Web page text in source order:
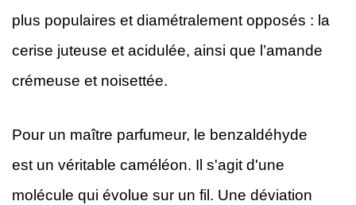
plus populaires et diamétralement opposés : la
cerise juteuse et acidulée, ainsi que l’amande
crémeuse et noisettée.
Pour un maître parfumeur, le benzaldéhyde
est un véritable caméléon. Il s'agit d'une
molécule qui évolue sur un fil. Une déviation